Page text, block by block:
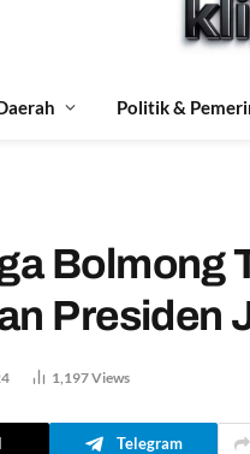
Politik &
Bolmong
Presiden
1,197Views
Telegram